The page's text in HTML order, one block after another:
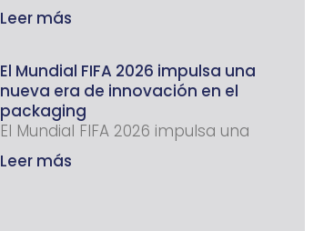
Leer más
El Mundial FIFA 2026 impulsa una
nueva era de innovación en el
packaging
El Mundial FIFA 2026 impulsa una
Leer más